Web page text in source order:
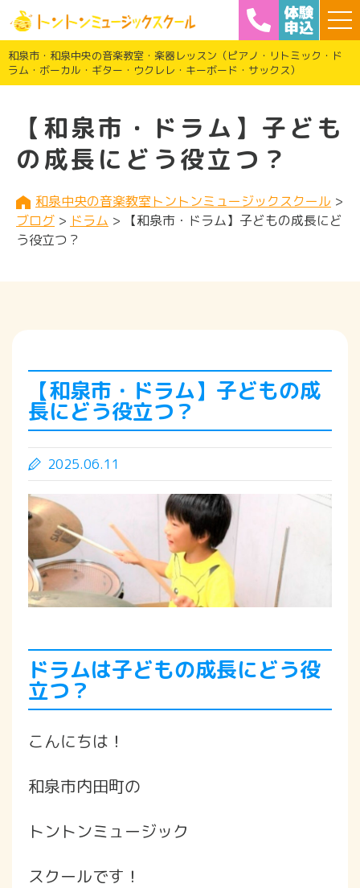
和泉市・和泉中央の音楽教室・楽器レッスン（ピアノ・リトミック・ド
ラム・ボーカル・ギター・ウクレレ・キーボード・サックス）
【和泉市・ドラム】子ども
の成長にどう役立つ？
和泉中央の音楽教室トントンミュージックスクール >
ブログ > ドラム >
【和泉市・ドラム】子どもの成長にど
う役立つ？
【和泉市・ドラム】子どもの成
長にどう役立つ？
2025.06.11
ドラムは子どもの成長にどう役
立つ？
こんにちは！
和泉市内田町の
トントンミュージック
スクールです！